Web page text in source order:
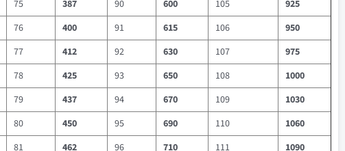
75 387 90 600 105
925
76 400 91 615 106
950
77 412 92 630 107
975
78 425 93 650 108
1000
79 437 94 670 109
1030
80 450 95 690 110
1060
81 462 96 710 111
1090